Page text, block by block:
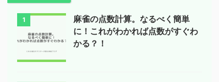
1
麻雀の点数計算。なるべく簡単
に！これがわかれば点数がすぐわ
かる？！